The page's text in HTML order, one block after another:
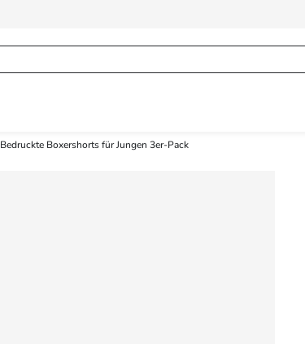
Bedruckte Boxershorts für Jungen 3er-Pack